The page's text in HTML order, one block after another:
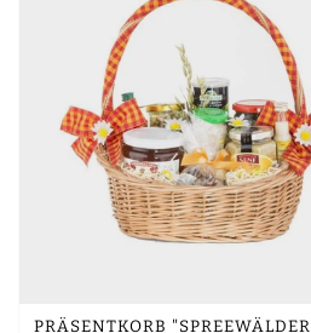
PRÄSENTKORB "SPREEWÄLDER